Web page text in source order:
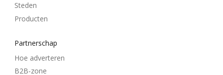
Steden
Producten
Partnerschap
Hoe adverteren
B2B-zone